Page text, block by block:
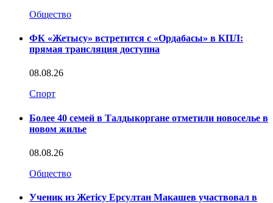
Общество
ФК «Жетысу» встретится с «Ордабасы» в КПЛ:
прямая трансляция доступна
08.08.26
Спорт
Более 40 семей в Талдыкоргане отметили новоселье в
новом жилье
08.08.26
Общество
Ученик из Жетісу Ерсултан Макашев участвовал в